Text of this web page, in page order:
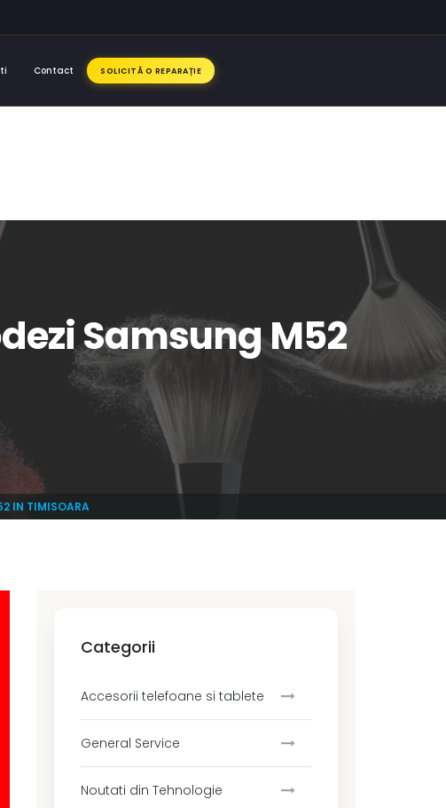
Contact SOLICITĂ O REPARAȚIE
Samsung M52
IN TIMISOARA
Categorii
Accesorii telefoane si tablete
General Service
Noutati din Tehnologie